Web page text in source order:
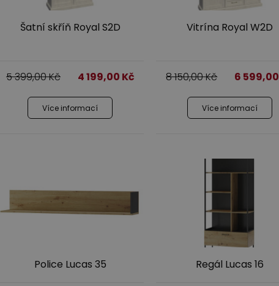
Šatní skříň Royal S2D
5 399,00Kč 4 199,00 Kč
Více informací
Vitrína Royal W2D
8 150,00Kč 6 599,00
Více informací
Police Lucas 35 Regál Lucas 16